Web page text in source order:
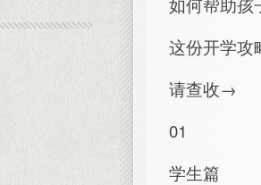
这份开学攻
请查收→
01
学生篇